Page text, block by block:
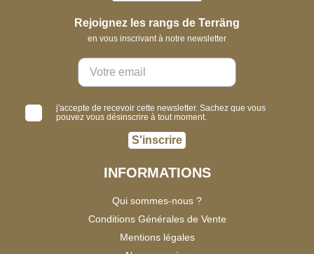
Rejoignez les rangs de Terräng
en vous inscrivant à notre newsletter
j'accepte de recevoir cette newsletter. Sachez que vous
pouvez vous désinscrire à tout moment.
S'inscrire
INFORMATIONS
Qui sommes-nous ?
Conditions Générales de Vente
Mentions légales